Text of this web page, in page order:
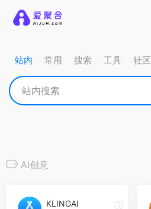
站内 常用 搜索 工具 社区
AI创意
KLINGAI